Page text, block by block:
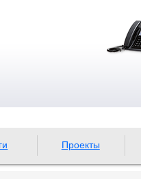
Проекты